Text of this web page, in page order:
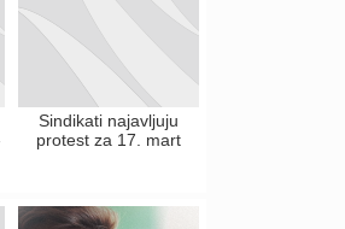
Sindikati najavljuju
protest za 17. mart